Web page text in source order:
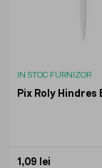
IN STOC FURNIZOR
Pix Roly Hindres
1,09 lei